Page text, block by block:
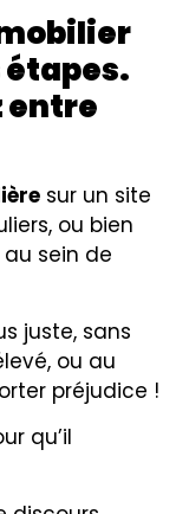
entre
sur un site
ou bien
sein de
juste, sans
ou au
préjudice !
qu’il